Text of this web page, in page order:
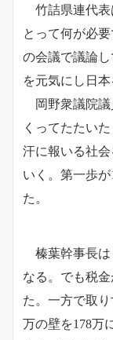
竹詰県連代表
とって何が必
の会議で議論
を元気にし日
岡野衆議院議
くってたたい
汗に報いる社
いく。第一歩
た。
榛葉幹事長は
なる。でも税
た。一方で取
万の壁を178万